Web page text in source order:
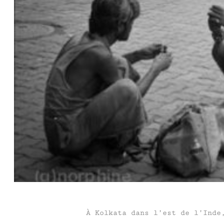
À Kolkata dans l’est de